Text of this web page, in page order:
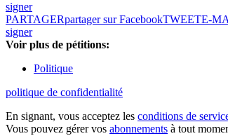
signer
PARTAGERpartager sur FacebookTWEETE-
signer
Voir plus de pétitions:
Politique
politique de confidentialité
En signant, vous acceptez les conditions de
Vous pouvez gérer vos abonnements à tout